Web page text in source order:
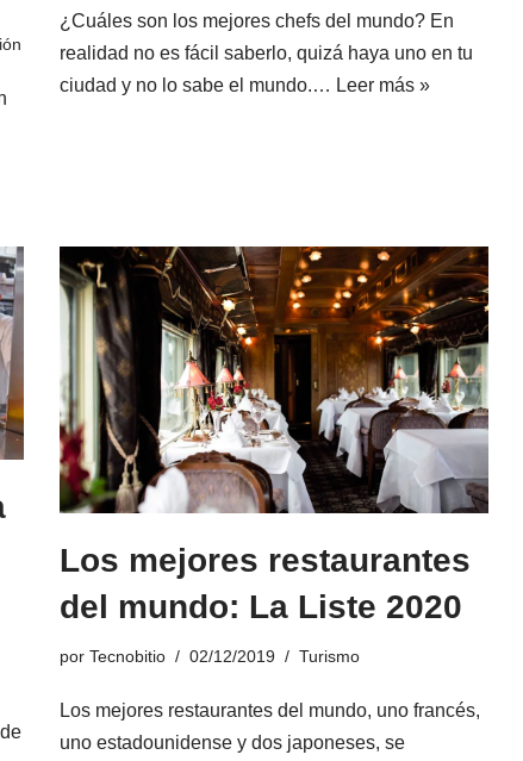
¿Cuáles son los mejores chefs del mundo? En
realidad no es fácil saberlo, quizá haya uno en tu
ciudad y no lo sabe el mundo.… Leer más »
Los mejores restaurantes
del mundo: La Liste 2020
por Tecnobitio 02/12/2019 Turismo
Los mejores restaurantes del mundo, uno francés,
uno estadounidense y dos japoneses, se